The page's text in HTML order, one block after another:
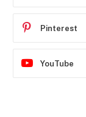
Pinterest
YouTube